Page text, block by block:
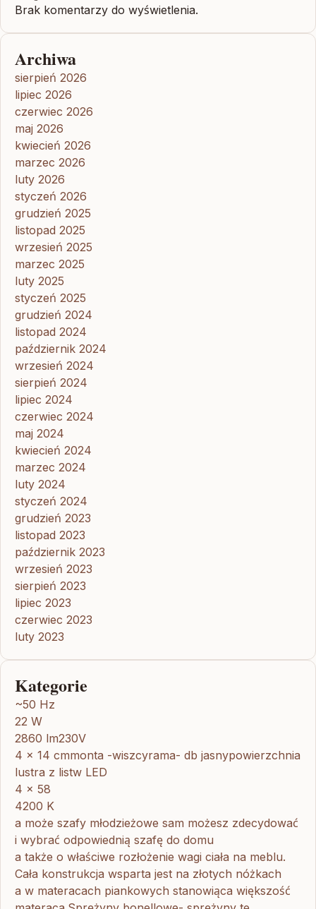
Brak komentarzy do wyświetlenia.
Archiwa
sierpień 2026
lipiec 2026
czerwiec 2026
maj 2026
kwiecień 2026
marzec 2026
luty 2026
styczeń 2026
grudzień 2025
listopad 2025
wrzesień 2025
marzec 2025
luty 2025
styczeń 2025
grudzień 2024
listopad 2024
październik 2024
wrzesień 2024
sierpień 2024
lipiec 2024
czerwiec 2024
maj 2024
kwiecień 2024
marzec 2024
luty 2024
styczeń 2024
grudzień 2023
listopad 2023
październik 2023
wrzesień 2023
sierpień 2023
lipiec 2023
czerwiec 2023
luty 2023
Kategorie
~50 Hz
22 W
2860 lm230V
4 x 14 cmmonta -wiszcyrama- db jasnypowierzchnia
lustra z listw LED
4 x 58
4200 K
a może szafy młodzieżowe sam możesz zdecydować
i wybrać odpowiednią szafę do domu
a także o właściwe rozłożenie wagi ciała na meblu.
Cała konstrukcja wsparta jest na złotych nóżkach
a w materacach piankowych stanowiąca większość